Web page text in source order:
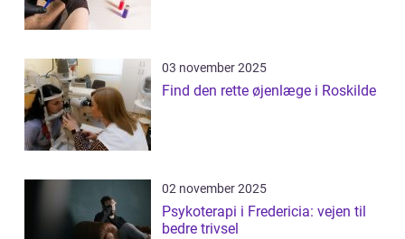
03 november 2025
Find den rette øjenlæge i Roskilde
02 november 2025
Psykoterapi i Fredericia: vejen til
bedre trivsel